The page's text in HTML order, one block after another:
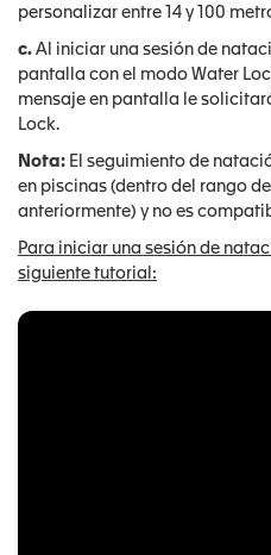
personalizar entre 14 y 100
c. Al iniciar una sesión de
pantalla con el modo Water
mensaje en pantalla le
Lock.
Nota: El seguimiento de
en piscinas (dentro del rango
anteriormente) y no es
Para iniciar una sesión de
siguiente tutorial: